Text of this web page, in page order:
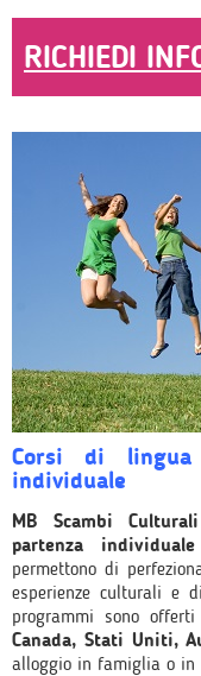
RICHIEDI
Corsi di
individuale
MB Scambi
partenza
permettono di
esperienze culturali e
programmi sono
Canada, Stati Uniti,
alloggio in famiglia o in